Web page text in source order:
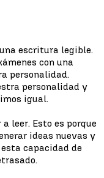
escritura legible.
con una
personalidad.
personalidad y
igual.
leer. Esto es porque
ideas nuevas y
capacidad de